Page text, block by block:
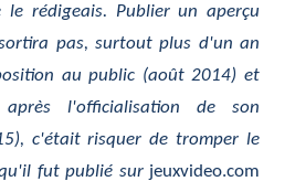
le rédigeais. Publier un aperçu
pas, surtout plus d'un an
au public (août 2014) et
l'officialisation de son
c'était risquer de tromper le
fut publié sur jeuxvideo.com